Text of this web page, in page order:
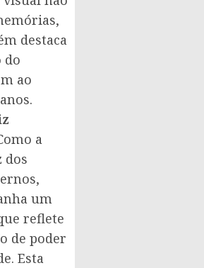
destaca
do
ao
a
um
reflete
de poder
Esta